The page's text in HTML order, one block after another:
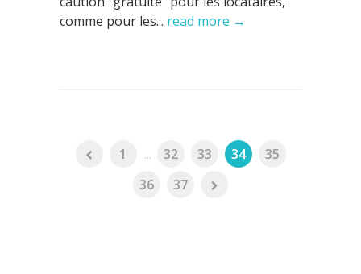
comme pour les... read more →
1 ... 32 33 34
35
36
37